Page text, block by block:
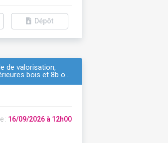
Dépôt
de valorisation,
bois et 8b o…
: 16/09/2026 à 12h00